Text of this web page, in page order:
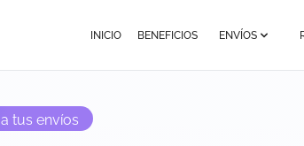
INICIO BENEFICIOS ENVÍOS
tus envíos